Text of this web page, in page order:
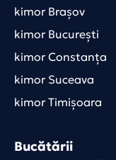
kimor Brașov
kimor București
kimor Constanța
kimor Suceava
kimor Timișoara
Bucătării